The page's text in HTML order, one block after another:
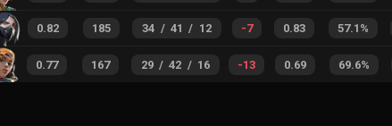
0.82 185 34 / 41 / 12 -7 0.83 57.1%
0.77 167 29 / 42 / 16 -13 0.69 69.6%